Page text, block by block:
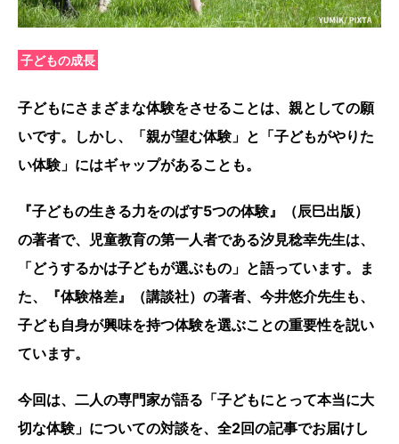
子どもの成長
子どもにさまざまな体験をさせることは、親としての願
いです。しかし、「親が望む体験」と「子どもがやりた
い体験」にはギャップがあることも。
『子どもの生きる力をのばす5つの体験』（辰巳出版）
の著者で、児童教育の第一人者である汐見稔幸先生は、
「どうするかは子どもが選ぶもの」と語っています。ま
た、『体験格差』（講談社）の著者、今井悠介先生も、
子ども自身が興味を持つ体験を選ぶことの重要性を説い
ています。
今回は、二人の専門家が語る「子どもにとって本当に大
切な体験」についての対談を、全2回の記事でお届けし